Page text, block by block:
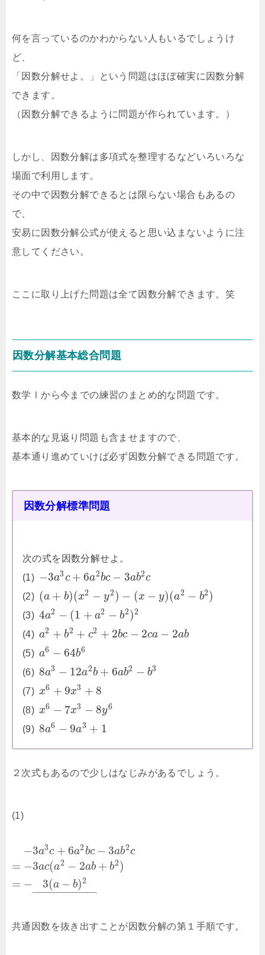
何を言っているのかわからない人もいるでしょうけ
ど、
「因数分解せよ。」という問題はほぼ確実に因数分解
できます。
（因数分解できるように問題が作られています。）
しかし、因数分解は多項式を整理するなどいろいろな
場面で利用します。
その中で因数分解できるとは限らない場合もあるの
で、
安易に因数分解公式が使えると思い込まないように注
意してください。
ここに取り上げた問題は全て因数分解できます。笑
因数分解基本総合問題
数学Ⅰから今までの練習のまとめ的な問題です。
基本的な見返り問題も含ませますので、
基本通り進めていけば必ず因数分解できる問題です。
因数分解標準問題
次の式を因数分解せよ。
(1) −3a3c + 6a2bc − 3ab2c
(2) (a + b)(x2 − y2) − (x − y)(a2 − b2)
(3) 4a2 − (1 + a2 − b2)2
(4) a2 + b2 + c2 + 2bc − 2ca − 2ab
(5) a6 − 64b6
(6) 8a3 − 12a2b + 6ab2 − b3
(7) x6 + 9x3 + 8
(8) x6 − 7x3 − 8y6
(9) 8a6 − 9a3 + 1
２次式もあるので少しはなじみがあるでしょう。
(1)
−3a3c + 6a2bc − 3ab2c
= −3ac(a2 − 2ab + b2)
= − 3(a − b)2
– –
–––––––––––
共通因数を抜き出すことが因数分解の第１手順です。